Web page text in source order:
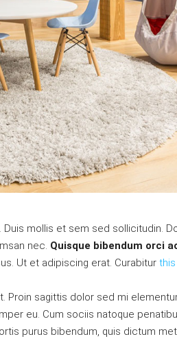
mollis et sem sed sollicitudin.
nec. Quisque bibendum orci
Ut et adipiscing erat. Curabitur
Proin sagittis dolor sed mi
eu. Cum sociis natoque
purus bibendum, quis dictum